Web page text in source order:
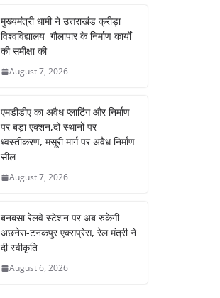
मुख्यमंत्री धामी ने उत्तराखंड क्रीड़ा
विश्वविद्यालय गौलापार के निर्माण कार्यों
की समीक्षा की
August 7, 2026
एमडीडीए का अवैध प्लाटिंग और निर्माण
पर बड़ा एक्शन,दो स्थानों पर
ध्वस्तीकरण, मसूरी मार्ग पर अवैध निर्माण
सील
August 7, 2026
बनबसा रेलवे स्टेशन पर अब रुकेगी
अछनेरा-टनकपुर एक्सप्रेस, रेल मंत्री ने
दी स्वीकृति
August 6, 2026